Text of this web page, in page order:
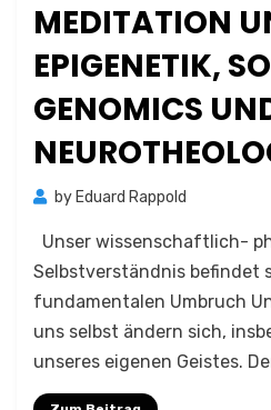
MEDITATION
EPIGENETIK,
GENOMICS
by Eduard Rappold
Unser wissenschaftlich-
Selbstverständnis befindet
fundamentalen Umbruch
uns selbst ändern sich,
unseres eigenen Geistes.